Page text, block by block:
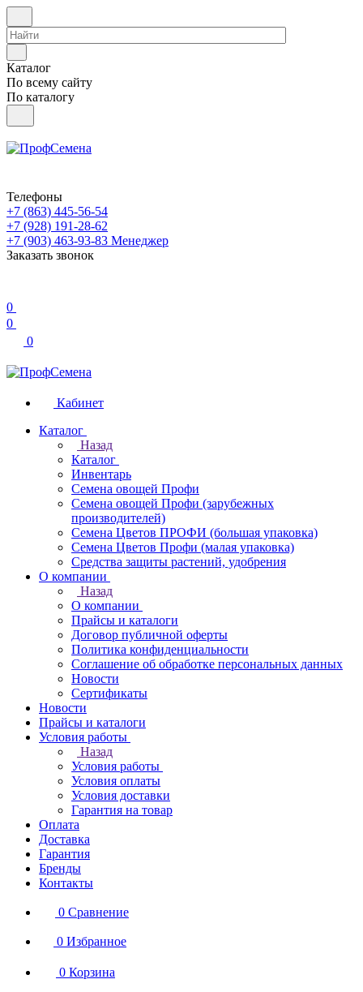
Каталог
По всему сайту
По каталогу
Телефоны
+7 (863) 445-56-54
+7 (928) 191-28-62
+7 (903) 463-93-83 Менеджер
Заказать звонок
0
0
0
Кабинет
Каталог
Назад
Каталог
Инвентарь
Семена овощей Профи
Семена овощей Профи (зарубежных
производителей)
Семена Цветов ПРОФИ (большая упаковка)
Семена Цветов Профи (малая упаковка)
Средства защиты растений, удобрения
О компании
Назад
О компании
Прайсы и каталоги
Договор публичной оферты
Политика конфиденциальности
Соглашение об обработке персональных данных
Новости
Сертификаты
Новости
Прайсы и каталоги
Условия работы
Назад
Условия работы
Условия оплаты
Условия доставки
Гарантия на товар
Оплата
Доставка
Гарантия
Бренды
Контакты
0 Сравнение
0 Избранное
0 Корзина